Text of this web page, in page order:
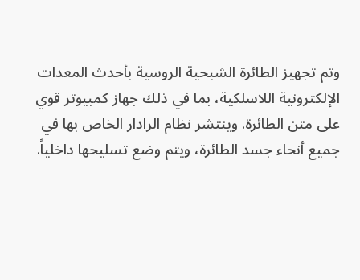
وتم تجهيز الطائرة الشبحية الروسية بأحدث المعدات
الإلكترونية اللاسلكية، بما في ذلك جهاز كمبيوتر قوي
على متن الطائرة. وينتشر نظام الرادار الخاص بها في
جميع أنحاء جسد الطائرة، ويتم وضع تسليحها داخلياً.